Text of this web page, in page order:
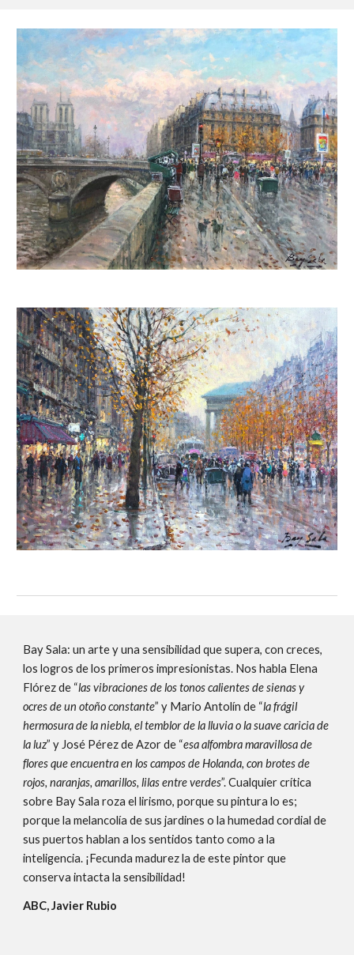
Bay Sala: un arte y una sensibilidad que supera, con creces,
los logros de los primeros impresionistas. Nos habla Elena
Flórez de “las vibraciones de los tonos calientes de sienas y
ocres de un otoño constante” y Mario Antolín de “la frágil
hermosura de la niebla, el temblor de la lluvia o la suave caricia de
la luz” y José Pérez de Azor de “esa alfombra maravillosa de
flores que encuentra en los campos de Holanda, con brotes de
rojos, naranjas, amarillos, lilas entre verdes”. Cualquier crítica
sobre Bay Sala roza el lirismo, porque su pintura lo es;
porque la melancolía de sus jardines o la humedad cordial de
sus puertos hablan a los sentidos tanto como a la
inteligencia. ¡Fecunda madurez la de este pintor que
conserva intacta la sensibilidad!
ABC, Javier Rubio